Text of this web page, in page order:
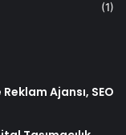
(1)
Ajansı, SEO